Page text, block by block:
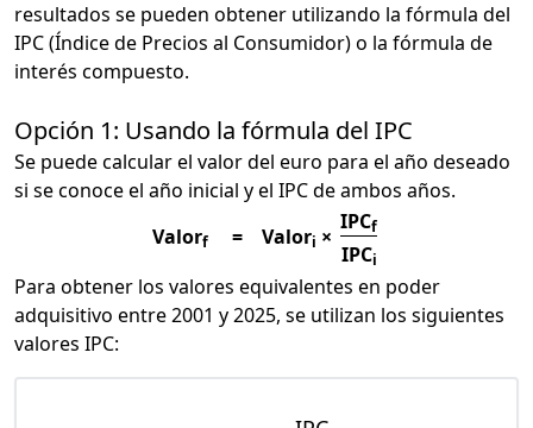
resultados se pueden obtener utilizando la fórmula del
IPC (Índice de Precios al Consumidor) o la fórmula de
interés compuesto.
Opción 1: Usando la fórmula del IPC
Se puede calcular el valor del euro para el año deseado
si se conoce el año inicial y el IPC de ambos años.
Valorf = Valori ×
IPCf
IPCi
Para obtener los valores equivalentes en poder
adquisitivo entre 2001 y 2025, se utilizan los siguientes
valores IPC: